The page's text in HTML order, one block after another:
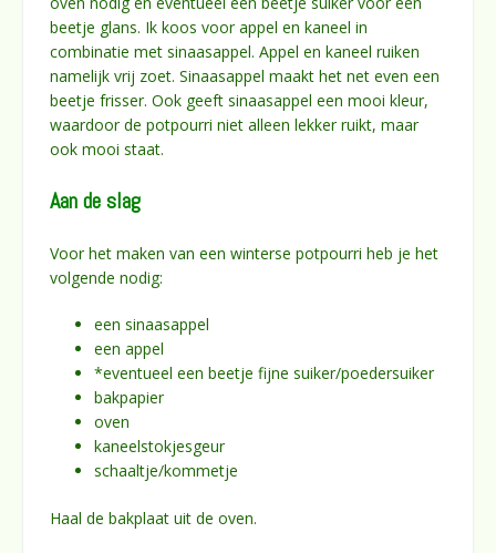
beetje glans. Ik koos voor appel en kaneel in
combinatie met sinaasappel. Appel en kaneel ruiken
namelijk vrij zoet. Sinaasappel maakt het net even een
beetje frisser. Ook geeft sinaasappel een mooi kleur,
waardoor de potpourri niet alleen lekker ruikt, maar
ook mooi staat.
Aan de slag
Voor het maken van een winterse potpourri heb je het
volgende nodig:
een sinaasappel
een appel
*eventueel een beetje fijne suiker/poedersuiker
bakpapier
oven
kaneelstokjesgeur
schaaltje/kommetje
Haal de bakplaat uit de oven.